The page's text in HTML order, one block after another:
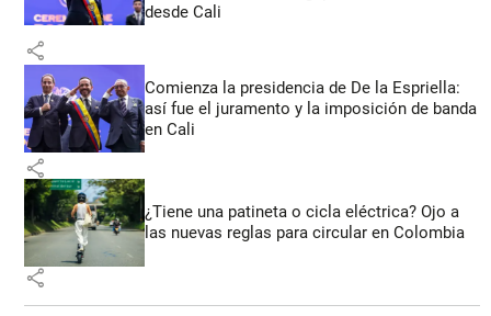
desde Cali
share
Comienza la presidencia de De la Espriella:
así fue el juramento y la imposición de banda
en Cali
share
¿Tiene una patineta o cicla eléctrica? Ojo a
las nuevas reglas para circular en Colombia
share